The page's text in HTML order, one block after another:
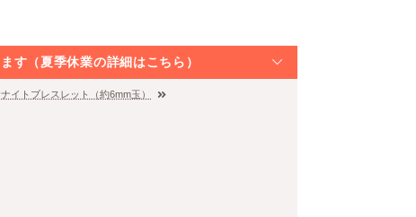
（夏季休業の詳細はこちら）
イトブレスレット（約6mm玉）